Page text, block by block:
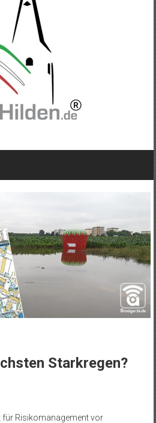
Starkregen?
für Risikomanagement vor